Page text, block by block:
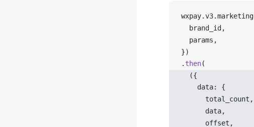
wxpay.v3.marketing
brand_id ,
params ,
})
. then(
  ({
data: {
total_count ,
data,
offset ,